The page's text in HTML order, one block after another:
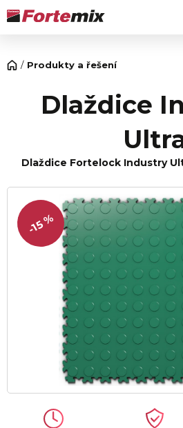
Produkty a řešení
Dlaždice
Dlaždice Fortelock Industry
-15 %